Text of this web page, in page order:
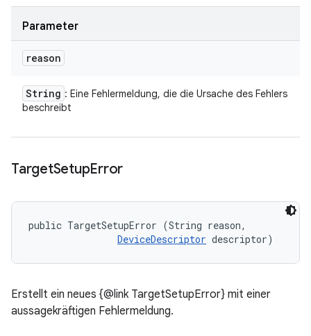
Parameter
reason
String : Eine Fehlermeldung, die die Ursache des Fehlers
beschreibt
TargetSetupError
public TargetSetupError (String reason,
DeviceDescriptor descriptor)
Erstellt ein neues {@link TargetSetupError} mit einer
aussagekräftigen Fehlermeldung.